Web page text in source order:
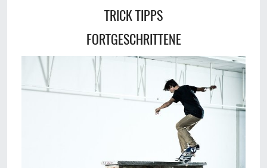
TRICK TIPPS
FORTGESCHRITTENE